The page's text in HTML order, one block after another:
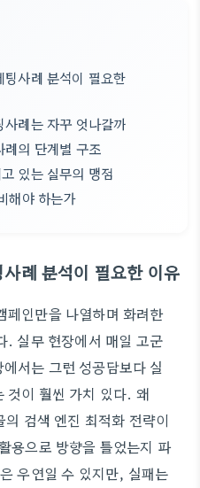
사례 분석이 필요한
례는 자꾸 엇나갈까
례의 단계별 구조
있는 실무의 맹점
해야 하는가
례 분석이 필요한 이유
페인만을 나열하며 화려한
. 실무 현장에서 매일 고군
서는 그런 성공담보다 실
것이 훨씬 가치 있다. 왜
검색 엔진 최적화 전략이
용으로 방향을 틀었는지 파
우연일 수 있지만, 실패는